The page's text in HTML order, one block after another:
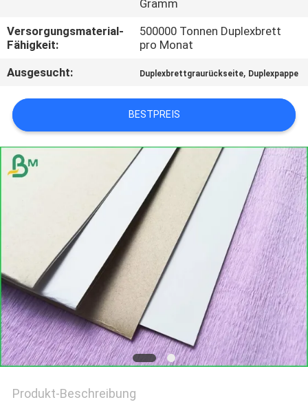
DATENSCHUTZRICHTLINIE
Gramm
Versorgungsmaterial-
Fähigkeit:
500000 Tonnen Duplexbrett
pro Monat
Ausgesucht:
Duplexbrettgraurückseite, Duplexpappe
BESTPREIS
Produkt-Beschreibung